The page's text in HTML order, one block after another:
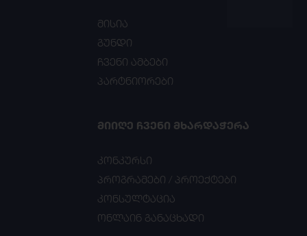
მისია
გუნდი
ჩვენი ამბები
პარტნიორები
ᲛᲘᲘᲦᲔ ᲩᲕᲔᲜᲘ ᲛᲮᲐᲠᲓᲐᲭᲔᲠᲐ
კონკურსი
პროგრამები / პროექტები
კონსულტაცია
ონლაინ განაცხადი